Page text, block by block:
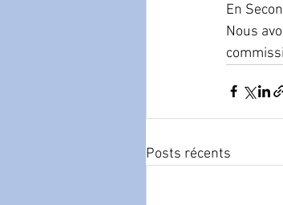
En
Nous
Posts récents